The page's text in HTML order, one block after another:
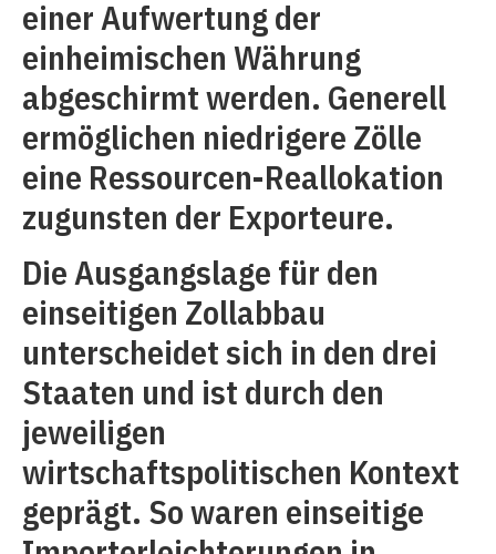
einer Aufwertung der
einheimischen Währung
abgeschirmt werden. Generell
ermöglichen niedrigere Zölle
eine Ressourcen-Reallokation
zugunsten der Exporteure.
Die Ausgangslage für den
einseitigen Zollabbau
unterscheidet sich in den drei
Staaten und ist durch den
jeweiligen
wirtschaftspolitischen Kontext
geprägt. So waren einseitige